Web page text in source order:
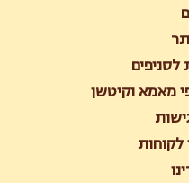
לסניפים
מאמא וקיטשן
לקוחות